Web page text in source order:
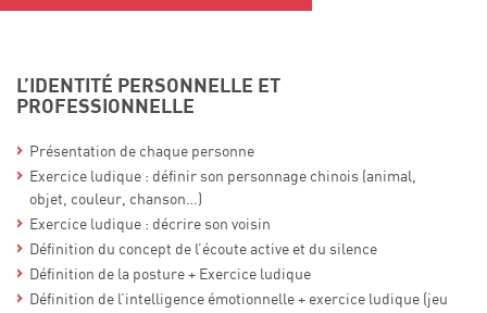
L’IDENTITÉ PERSONNELLE ET
PROFESSIONNELLE
Présentation de chaque personne
Exercice ludique : définir son personnage chinois (animal,
objet, couleur, chanson…)
Exercice ludique : décrire son voisin
Définition du concept de l’écoute active et du silence
Définition de la posture + Exercice ludique
Définition de l’intelligence émotionnelle + exercice ludique (jeu